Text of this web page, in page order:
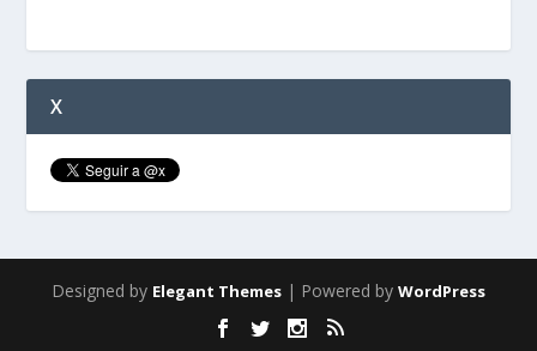
X
Designed by Elegant Themes | Powered by WordPress